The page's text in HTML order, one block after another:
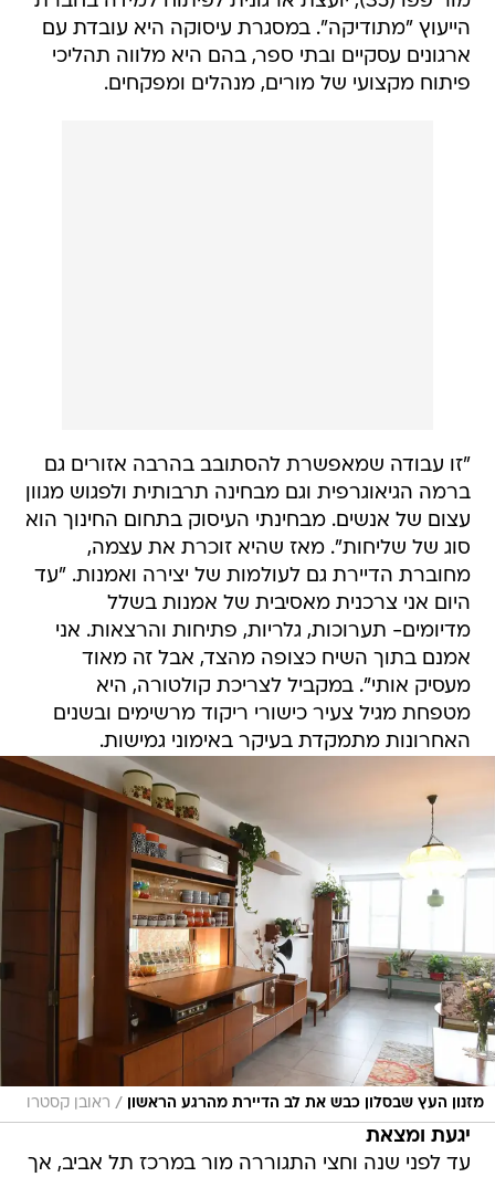
הייעוץ "מתודיקה". במסגרת עיסוקה היא עובדת עם
ארגונים עסקיים ובתי ספר, בהם היא מלווה תהליכי
פיתוח מקצועי של מורים, מנהלים ומפקחים.
"זו עבודה שמאפשרת להסתובב בהרבה אזורים גם
ברמה הגיאוגרפית וגם מבחינה תרבותית ולפגוש מגוון
עצום של אנשים. מבחינתי העיסוק בתחום החינוך הוא
סוג של שליחות". מאז שהיא זוכרת את עצמה,
מחוברת הדיירת גם לעולמות של יצירה ואמנות. "עד
היום אני צרכנית מאסיבית של אמנות בשלל
מדיומים- תערוכות, גלריות, פתיחות והרצאות. אני
אמנם בתוך השיח כצופה מהצד, אבל זה מאוד
מעסיק אותי". במקביל לצריכת קולטורה, היא
מטפחת מגיל צעיר כישורי ריקוד מרשימים ובשנים
האחרונות מתמקדת בעיקר באימוני גמישות.
מזנון העץ שבסלון כבש את לב הדיירת מהרגע הראשון / ראובן קסטרו
יגעת ומצאת
עד לפני שנה וחצי התגוררה מור במרכז תל אביב, אך